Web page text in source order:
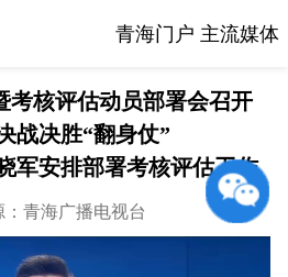
青海门户 主流媒体
考核评估动员部署会召开
战决胜“翻身仗”
军安排部署考核评估工作
：青海广播电视台